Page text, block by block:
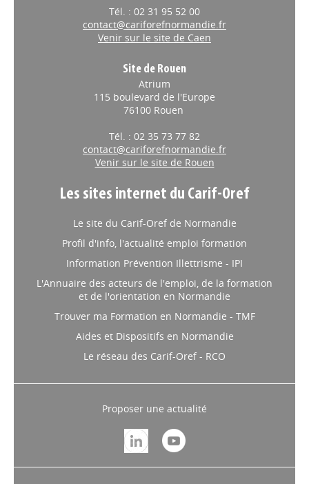
Tél. : 02 31 95 52 00
contact@cariforefnormandie.fr
Venir sur le site de Caen
Site de Rouen
Atrium
115 boulevard de l'Europe
76100 Rouen
Tél. : 02 35 73 77 82
contact@cariforefnormandie.fr
Venir sur le site de Rouen
Les sites internet du Carif-Oref
Le site du Carif-Oref de Normandie
Profil d'info, l'actualité emploi formation
Information Prévention Illettrisme - IPI
L'Annuaire des acteurs de l'emploi, de la formation
et de l'orientation en Normandie
Trouver ma Formation en Normandie - TMF
Aides et Dispositifs en Normandie
Le réseau des Carif-Oref - RCO
Proposer une actualité